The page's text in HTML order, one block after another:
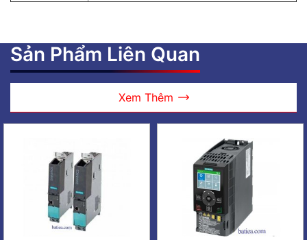
Sản Phẩm Liên Quan
Xem Thêm